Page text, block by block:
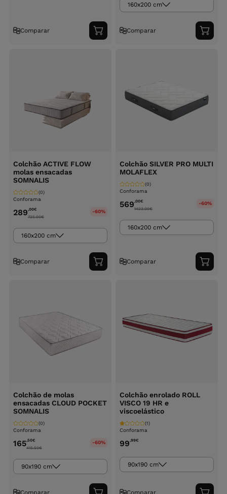
Comparar
Adicionar
ao
160x200 cm
Comparar
ao
Colchão ACTIVE FLOW
molas ensacadas
SOMNALIS
Conforama
(0)
289,00€
725.00€
-60%
160x200 cm
Comparar
Adicionar
ao
Colchão SILVER PRO MULTI
MOLAFLEX
Conforama
(0)
569,00€
1423.00€
-60%
160x200 cm
Comparar
ao
Colchão de molas
ensacadas CLOUD POCKET
SOMNALIS
Conforama
(0)
165,50€
415.50€
-60%
90x190 cm
Comparar
Colchão enrolado ROLL
VISCO 19 HR e
viscoelástico
Conforama
(1)
99,99€
90x190 cm
Comparar